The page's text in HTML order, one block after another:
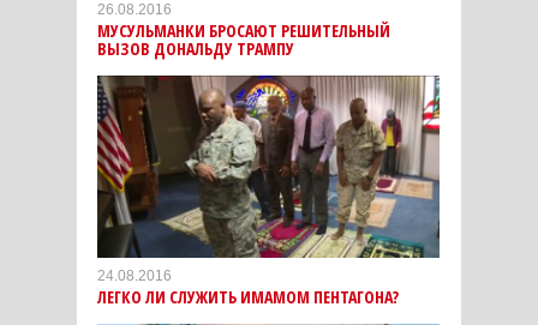
26.08.2016
МУСУЛЬМАНКИ БРОСАЮТ РЕШИТЕЛЬНЫЙ
ВЫЗОВ ДОНАЛЬДУ ТРАМПУ
24.08.2016
ЛЕГКО ЛИ СЛУЖИТЬ ИМАМОМ ПЕНТАГОНА?